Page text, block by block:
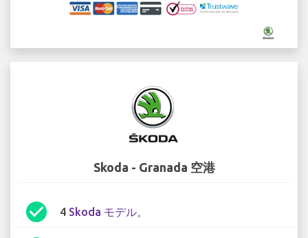
Skoda - Granada 空港
check_circle 4 Skoda モデル。